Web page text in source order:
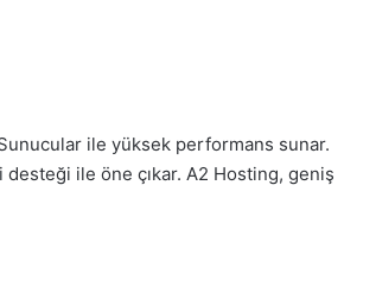
ile yüksek performans sunar.
ile öne çıkar. A2 Hosting, geniş